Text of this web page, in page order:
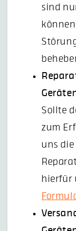
sind
Sollte
zum
uns
hierfür